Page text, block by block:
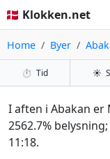
🇩🇰 Klokken.net
Home Byer
⏱️ Tid ☀️
I aften i Abakan er
2562.7%
11:18.